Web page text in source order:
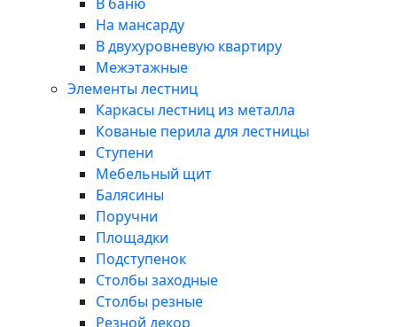
На мансарду
В двухуровневую квартиру
Межэтажные
Элементы лестниц
Каркасы лестниц из металла
Кованые перила для лестницы
Ступени
Мебельный щит
Балясины
Поручни
Площадки
Подступенок
Столбы заходные
Столбы резные
Резной декор